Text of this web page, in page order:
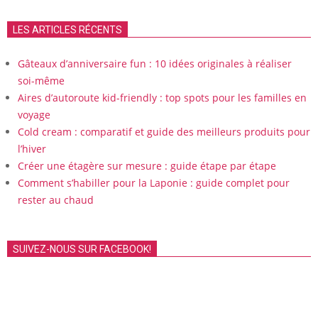
LES ARTICLES RÉCENTS
Gâteaux d’anniversaire fun : 10 idées originales à réaliser
soi-même
Aires d’autoroute kid-friendly : top spots pour les familles en
voyage
Cold cream : comparatif et guide des meilleurs produits pour
l’hiver
Créer une étagère sur mesure : guide étape par étape
Comment s’habiller pour la Laponie : guide complet pour
rester au chaud
SUIVEZ-NOUS SUR FACEBOOK!